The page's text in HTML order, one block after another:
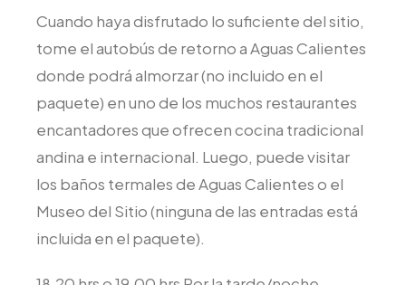
Cuando haya disfrutado lo suficiente del sitio,
tome el autobús de retorno a Aguas Calientes
donde podrá almorzar (no incluido en el
paquete) en uno de los muchos restaurantes
encantadores que ofrecen cocina tradicional
andina e internacional. Luego, puede visitar
los baños termales de Aguas Calientes o el
Museo del Sitio (ninguna de las entradas está
incluida en el paquete).